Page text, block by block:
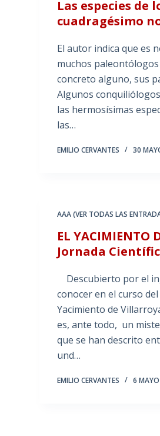
Las especies
cuadragésimo
El autor indica que es
muchos
concreto alguno, sus
Algunos
las hermosísimas
las…
EMILIO CERVANTES 30
AAA (VER TODAS LAS
EL YACIMIENTO
Jornada
Descubierto por el
conocer en el curso
Yacimiento de
es, ante todo, un
que se han descrito
und…
EMILIO CERVANTES 6